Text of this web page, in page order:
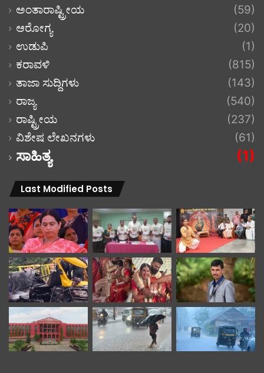
ಅಂತಾರಾಷ್ಟ್ರೀಯ
(59)
ಆರೋಗ್ಯ
(20)
ಉಡುಪಿ
(1)
ಕರಾವಳಿ
(815)
ತಾಜಾ ಸುದ್ದಿಗಳು
(143)
ರಾಜ್ಯ
(540)
ರಾಷ್ಟ್ರೀಯ
(237)
ವಿಶೇಷ ಲೇಖನಗಳು
(61)
ಸಾಹಿತ್ಯ (1)
Last Modified Posts